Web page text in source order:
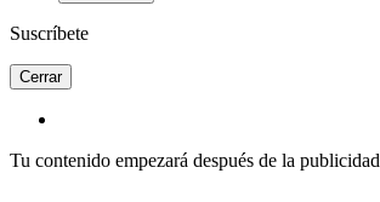
Suscríbete
Cerrar
Tu contenido empezará después de la publicidad